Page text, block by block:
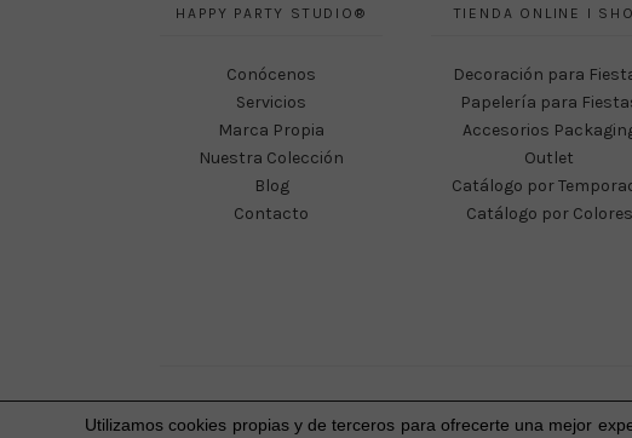
HAPPY PARTY STUDIO®
Conócenos
Servicios
Marca Propia
Nuestra Colección
Blog
Contacto
TIENDA ONLINE I
Decoración para
Papelería para
Accesorios
Outlet
Catálogo por
Catálogo por Colores
Happy
Utilizamos cookies propias y de terceros para ofrecerte una mejor